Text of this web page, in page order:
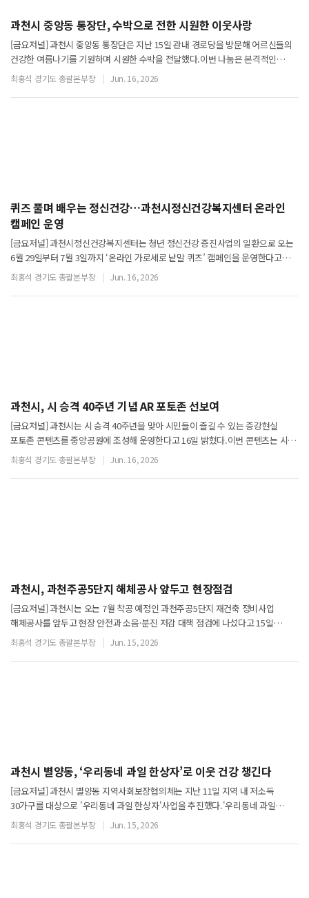
과천시 중앙동 통장단, 수박으로 전한 시원한 이웃사랑
[금요저널] 과천시 중앙동 통장단은 지난 15일 관내 경로당을 방문해 어르신들의
건강한 여름나기를 기원하며 시원한 수박을 전달했다.이번 나눔은 본격적인
무더위를 앞두고 어르신들의 안부를 살피고 시원한 여름을 응원하기 위해
마련됐다.통장단은 경로당을 방문해 수박을 전달
최홍석 경기도 총괄본부장 Jun. 16, 2026
퀴즈 풀며 배우는 정신건강…과천시정신건강복지센터 온라인
캠페인 운영
[금요저널] 과천시정신건강복지센터는 청년 정신건강 증진사업의 일환으로 오는
6월 29일부터 7월 3일까지 ‘온라인 가로세로 낱말 퀴즈’ 캠페인을 운영한다고
밝혔다.이번 캠페인은 시민들이 퀴즈를 풀며 정신건강 정보와
과천시정신건강복지센터의 주요 사업 및 서비스를 쉽고
최홍석 경기도 총괄본부장 Jun. 16, 2026
과천시, 시 승격 40주년 기념 AR 포토존 선보여
[금요저널] 과천시는 시 승격 40주년을 맞아 시민들이 즐길 수 있는 증강현실
포토존 콘텐츠를 중앙공원에 조성해 운영한다고 16일 밝혔다.이번 콘텐츠는 시
승격 40주년을 기념하고 시민 참여를 확대하기 위해 마련됐다.포토존은 △40주년
기념 엠블럼 △과천시 소통 캐릭
최홍석 경기도 총괄본부장 Jun. 16, 2026
과천시, 과천주공5단지 해체공사 앞두고 현장점검
[금요저널] 과천시는 오는 7월 착공 예정인 과천주공5단지 재건축 정비사업
해체공사를 앞두고 현장 안전과 소음·분진 저감 대책 점검에 나섰다고 15일
밝혔다.신계용 과천시장은 지난 12일 사업 현장을 방문해 해체공사 준비 상황을
확인하고 안전 시공 대책을 점검했다.현
최홍석 경기도 총괄본부장 Jun. 15, 2026
과천시 별양동, ‘우리동네 과일 한상자’로 이웃 건강 챙긴다
[금요저널] 과천시 별양동 지역사회보장협의체는 지난 11일 지역 내 저소득
30가구를 대상으로 '우리동네 과일 한상자'사업을 추진했다.'우리동네 과일
한상자'는 물가 상승 등으로 신선한 과일 섭취에 어려움을 겪는 취약계층의 건강한
식생활을 지원하기 위해 마련된 별양동
최홍석 경기도 총괄본부장 Jun. 15, 2026